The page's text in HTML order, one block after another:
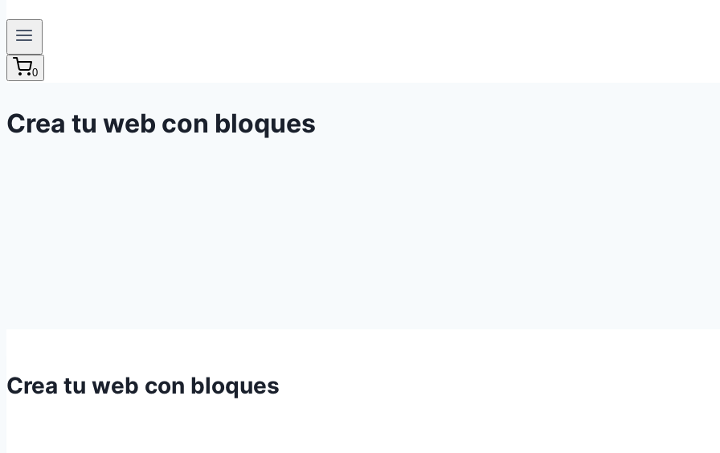
0
Crea tu web con bloques
Crea tu web con bloques